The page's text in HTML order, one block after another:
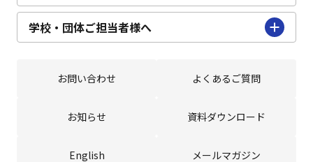
学校・団体ご担当者様へ
お問い合わせ よくあるご質問
お知らせ 資料ダウンロード
English メールマガジン